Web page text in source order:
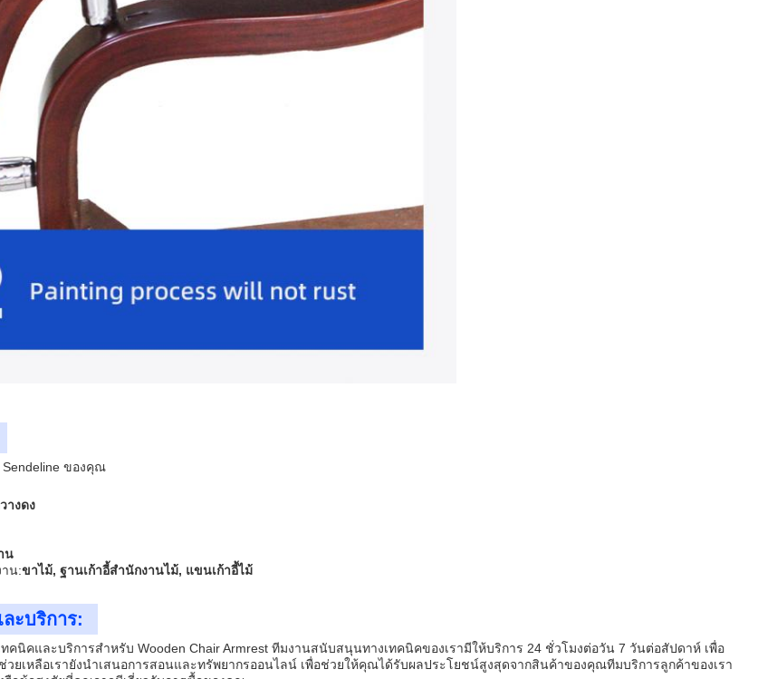
ของคุณ
างดง
น
น:ขาไม้, ฐานเก้าอี้สํานักงานไม้, แขนเก้าอี้ไม้
ะบริการ:
คนิคและบริการสําหรับ Wooden Chair Armrest ทีมงานสนับสนุนทางเทคนิคของเรามีให้บริการ 24 ชั่วโมงต่อวัน 7 วันต่อสัปดาห์ เพื่อ
วยเหลือเรายังนําเสนอการสอนและทรัพยากรออนไลน์ เพื่อช่วยให้คุณได้รับผลประโยชน์สูงสุดจากสินค้าของคุณทีมบริการลูกค้าของเรา